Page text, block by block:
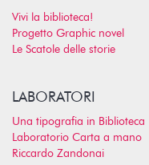
Vivi la biblioteca!
Progetto Graphic novel
Le Scatole delle storie
LABORATORI
Una tipografia in Biblioteca
Laboratorio Carta a mano
Riccardo Zandonai